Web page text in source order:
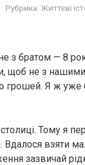
Рубрика: Життєві
з братом — 8
щоб не з
грошей. Я ж уже
Тому я
взяти
зазвичай